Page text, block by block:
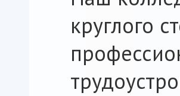
круглого